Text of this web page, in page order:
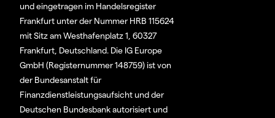
und eingetragen im Handelsregister
Frankfurt unter der Nummer HRB 115624
mit Sitz am Westhafenplatz 1, 60327
Frankfurt, Deutschland. Die IG Europe
GmbH (Registernummer 148759) ist von
der Bundesanstalt für
Finanzdienstleistungsaufsicht und der
Deutschen Bundesbank autorisiert und